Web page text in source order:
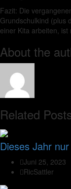
Fazit: Die
Grundschulkind (plus
einer Kita arbeiten,
About the
Related
Dieses Jahr
Juni 25, 2023
RicSattler